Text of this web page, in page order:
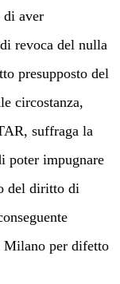
di aver
revoca del nulla
presupposto del
circostanza,
suffraga la
poter impugnare
del diritto di
Milano per difetto